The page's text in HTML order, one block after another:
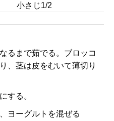
小さじ1/2
るまで茹でる。ブロッコ
、茎は皮をむいて薄切り
する。
ヨーグルトを混ぜる